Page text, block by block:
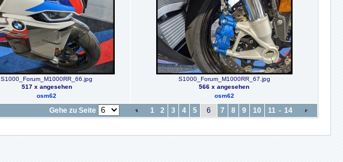
S1000_Forum_M1000RR_66.jpg
517 x angesehen
osm62
S1000_Forum_M1000RR_67.jpg
566 x angesehen
osm62
Gehe zu Seite 1 2 3 4 5 6 7 8 9 10 11 - 14